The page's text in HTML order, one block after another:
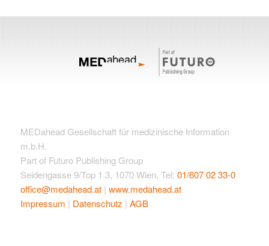
MEDahead Gesellschaft für medizinische Information
m.b.H.
Part of Futuro Publishing Group
Seidengasse 9/Top 1.3, 1070 Wien, Tel: 01/607 02 33-0
office@medahead.at| www.medahead.at
Impressum | Datenschutz | AGB